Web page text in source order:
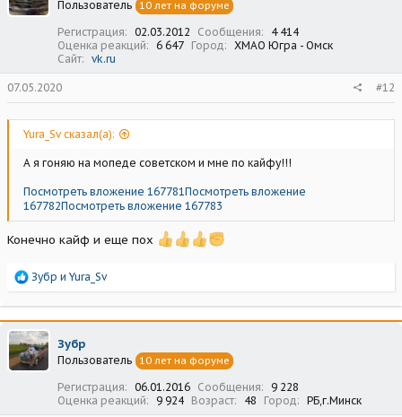
и
Пользователь 10 лет на форуме
Регистрация 02.03.2012 Сообщения
4 414
Оценка реакций
6 647 Город
ХМАО Югра - Омск
Сайт
vk.ru
07.05.2020 #12
Yura_Sv сказал(а):
А я гоняю на мопеде советском и мне по кайфу!!!
Посмотреть вложение 167781 Посмотреть вложение
167782Посмотреть вложение 167783
Конечно кайф и еще пох
Р
а
к
ц
и
и
Зубр и Yura_Sv
Зубр
Пользователь 10 лет на форуме
Регистрация 06.01.2016 Сообщения
9 228
Оценка реакций
9 924 Возраст 48 Город РБ,г.Минск